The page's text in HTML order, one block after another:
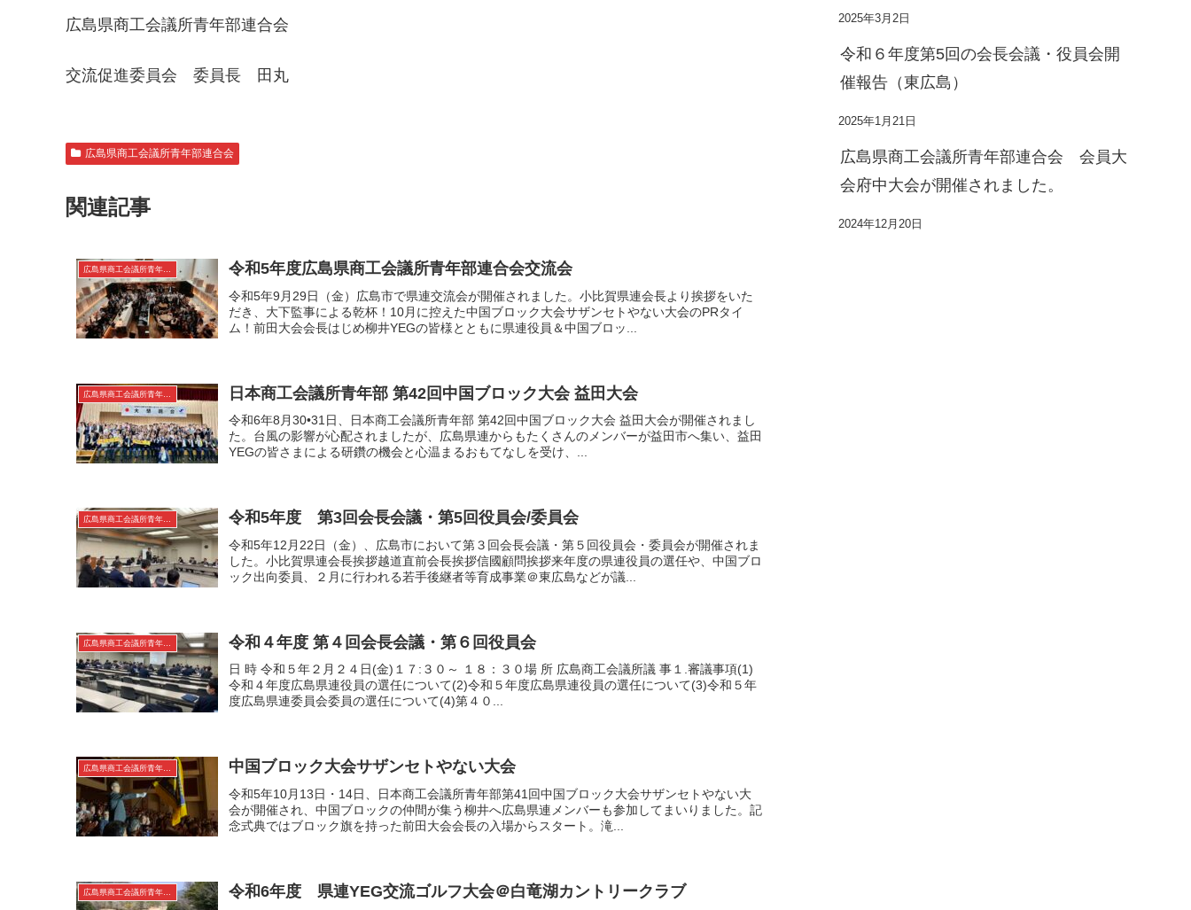
広島県商工会議所青年部連合会
交流促進委員会 委員長 田丸
広島県商工会議所青年部連合会
関連記事
広島県商工会議所青年部連合会 令和5年度広島県商工会議所青年部連合会交流会
令和5年9月29日（金）広島市で県連交流会が開催されました。小比賀県連会長より挨拶をいた
だき、大下監事による乾杯！10月に控えた中国ブロック大会サザンセトやない大会のPRタイ
ム！前田大会会長はじめ柳井YEGの皆様とともに県連役員＆中国ブロッ...
広島県商工会議所青年部連合会 日本商工会議所青年部 第42回中国ブロック大会 益田大会
令和6年8月30•31日、日本商工会議所青年部 第42回中国ブロック大会 益田大会が開催されまし
た。台風の影響が心配されましたが、広島県連からもたくさんのメンバーが益田市へ集い、益田
YEGの皆さまによる研鑽の機会と心温まるおもてなしを受け、...
令和5年度 第3回会長会議・第5回役員会/委員会
令和5年12月22日（金）、広島市において第３回会長会議・第５回役員会・委員会が開催されま
した。小比賀県連会長挨拶越道直前会長挨拶信國顧問挨拶来年度の県連役員の選任や、中国ブロ
ック出向委員、２月に行われる若手後継者等育成事業＠東広島などが議...
広島県商工会議所青年部連合会 令和４年度 第４回会長会議・第６回役員会
日 時 令和５年２月２４日(金)１７:３０～ １８：３０場 所 広島商工会議所議 事１.審議事項(1)
令和４年度広島県連役員の選任について(2)令和５年度広島県連役員の選任について(3)令和５年
度広島県連委員会委員の選任について(4)第４０...
中国ブロック大会サザンセトやない大会
令和5年10月13日・14日、日本商工会議所青年部第41回中国ブロック大会サザンセトやない大
会が開催され、中国ブロックの仲間が集う柳井へ広島県連メンバーも参加してまいりました。記
念式典ではブロック旗を持った前田大会会長の入場からスタート。滝...
広島県商工会議所青年部連合会 令和6年度 県連YEG交流ゴルフ大会＠白竜湖カントリークラブ
2025年3月2日
令和６年度第5回の会長会議・役員会開
催報告（東広島）
2025年1月21日
広島県商工会議所青年部連合会 会員大
会府中大会が開催されました。
2024年12月20日